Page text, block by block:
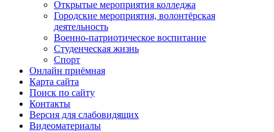
Открытые мероприятия колледжа
Городские мероприятия, волонтёрская
деятельность
Военно-патриотическое воспитание
Студенческая жизнь
Спорт
Онлайн приёмная
Карта сайта
Поиск по сайту
Контакты
Версия для слабовидящих
Видеоматериалы